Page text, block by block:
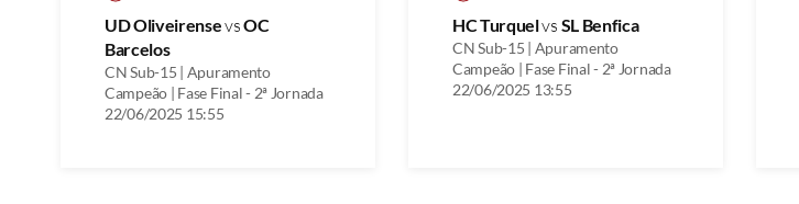
UD OliveirensevsOC
Barcelos
CN Sub-15 | Apuramento
Campeão | Fase Final - 2ª Jornada
22/06/2025 15:55
HC Turquelvs SL Benfica
CN Sub-15 | Apuramento
Campeão | Fase Final - 2ª Jornada
22/06/2025 13:55